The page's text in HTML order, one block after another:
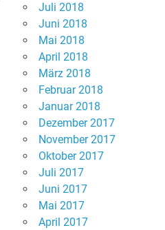
Juli 2018
Juni 2018
Mai 2018
April 2018
März 2018
Februar 2018
Januar 2018
Dezember 2017
November 2017
Oktober 2017
Juli 2017
Juni 2017
Mai 2017
April 2017